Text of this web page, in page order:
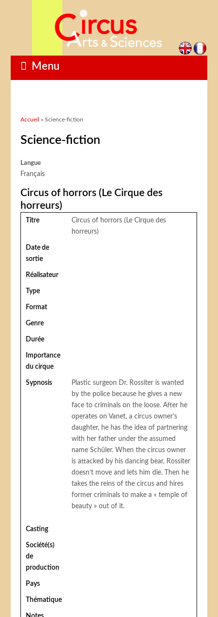
Menu
Vous êtes ici
Accueil » Science-fiction
Science-fiction
Langue
Français
Circus of horrors (Le Cirque des
horreurs)
Titre
Circus of horrors (Le Cirque des
horreurs)
Date de
sortie
Réalisateur
Type
Format
Genre
Durée
Importance
du cirque
Sypnosis
Plastic surgeon Dr. Rossiter is wanted
by the police because he gives a new
face to criminals on the loose. After he
operates on Vanet, a circus owner’s
daughter, he has the idea of partnering
with her father under the assumed
name Schüler. When the circus owner
is attacked by his dancing bear, Rossiter
doesn’t move and lets him die. Then he
takes the reins of the circus and hires
former criminals to make a « temple of
beauty » out of it.
Casting
Société(s)
de
production
Pays
Thématique